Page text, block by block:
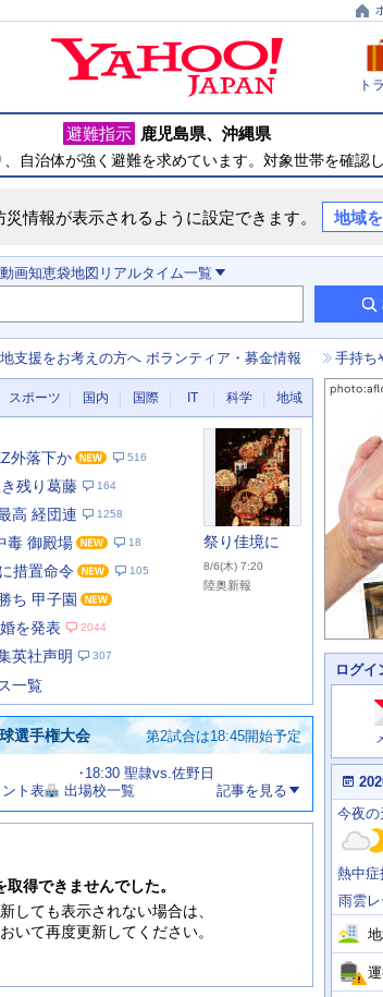
ト
避難指示 鹿児島県 沖縄県
自治体が強く避難を求めています。対象世帯を確認し
情報が表示されるように設定できます。 地域
動画知恵袋地図 リアルタイム一覧
支援をお考えの方へ ボランティア・募金情報 手持ち
スポーツ 国内 国際 IT 科学 地域
外落下か 516
残り葛藤 164
高 経団連 1258
毒 御殿場 18
措置命令 105
ち 甲子園
を発表
2044
英社声明 307
祭り佳境に
8/6(木) 7:20
陸奥新報
一覧
選手権大会 第2試合は18:45開始予定
18:30 聖隷vs.佐野日
ント表 出場校一覧 記事を見る
取得できませんでした。
しても表示されない場合は、
いて再度更新してください。
個
人
情
報
ログイ
あ
た
の
ス
ス
本
日
の
天
気
運
情
報
今
日
明
日
の
天
気
今夜の
熱中症
雨雲